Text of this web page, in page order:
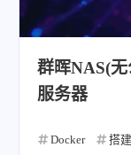
群晖NAS(
服务器
Docker 搭建